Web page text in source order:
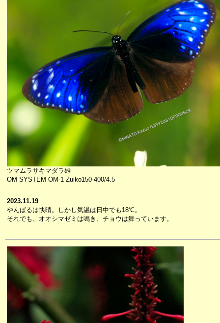
ツマムラサキマダラ雄
OM SYSTEM OM-1 Zuiko150-400/4.5
2023.11.19
やんばるは快晴。しかし気温は日中でも18℃。
それでも、オオシマゼミは鳴き、チョウは舞っています。